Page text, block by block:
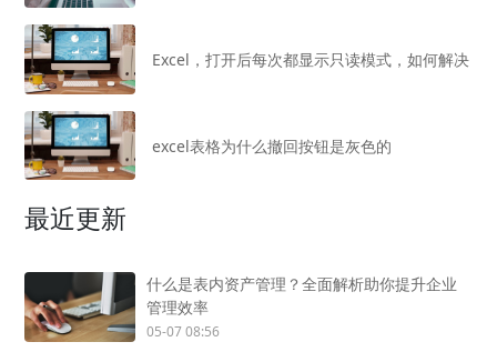
Excel，打开后每次都显示只读模式，如何解决
excel表格为什么撤回按钮是灰色的
最近更新
什么是表内资产管理？全面解析助你提升企业
管理效率
05-07 08:56